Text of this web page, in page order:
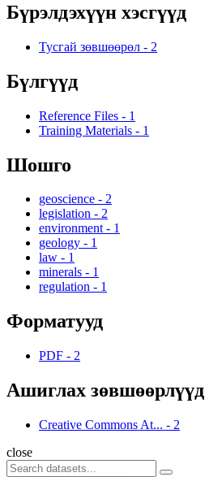
Бүрэлдэхүүн хэсгүүд
Тусгай зөвшөөрөл - 2
Бүлгүүд
Reference Files - 1
Training Materials - 1
Шошго
geoscience - 2
legislation - 2
environment - 1
geology - 1
law - 1
minerals - 1
regulation - 1
Форматууд
PDF - 2
Ашиглах зөвшөөрлүүд
Creative Commons At... - 2
close